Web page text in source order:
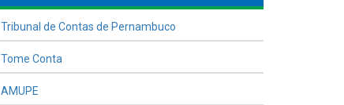
Tribunal de Contas de Pernambuco
Tome Conta
AMUPE